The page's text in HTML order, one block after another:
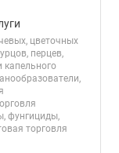
цветочных
перцев,
капельного
фунгициды,
торговля